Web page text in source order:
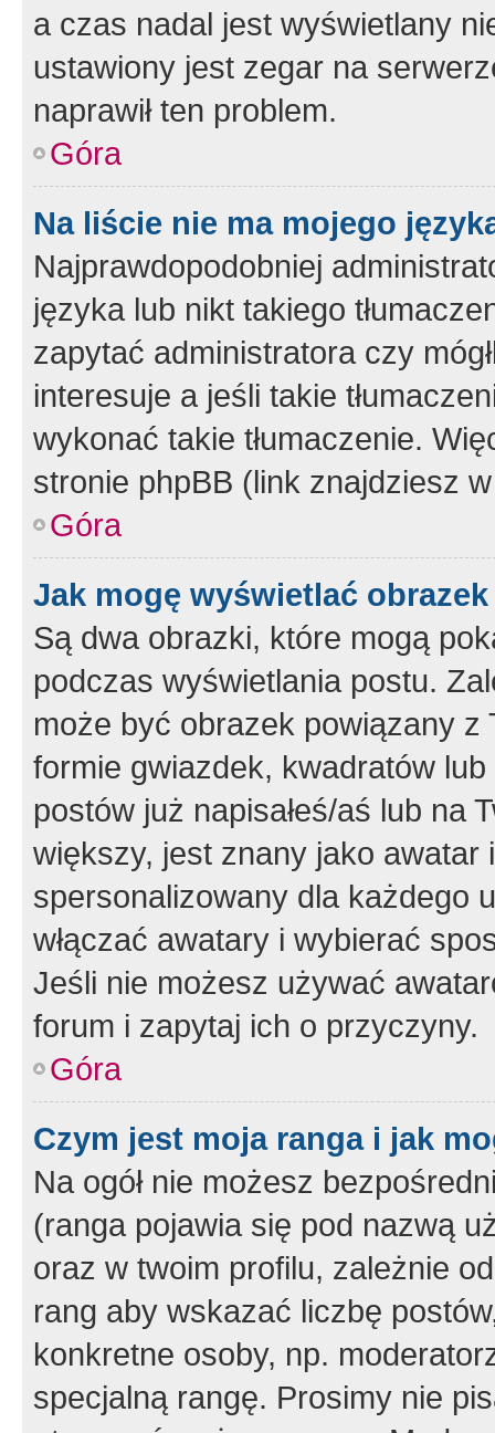
a czas nadal jest wyświetlany
ustawiony jest zegar na
naprawił ten problem.
Góra
Na liście nie ma mojego
Najprawdopodobniej
języka lub nikt takiego
zapytać administratora czy
interesuje a jeśli takie
wykonać takie tłumaczenie.
stronie phpBB (link znajdziesz
Góra
Jak mogę wyświetlać
Są dwa obrazki, które mogą
podczas wyświetlania postu.
może być obrazek powiązany z
formie gwiazdek, kwadratów
postów już napisałeś/aś lub na
większy, jest znany jako
spersonalizowany dla każdego
włączać awatary i wybierać
Jeśli nie możesz używać
forum i zapytaj ich o przyczyny.
Góra
Czym jest moja ranga i jak
Na ogół nie możesz
(ranga pojawia się pod nazwą
oraz w twoim profilu, zależnie
rang aby wskazać liczbę
konkretne osoby, np.
specjalną rangę. Prosimy nie